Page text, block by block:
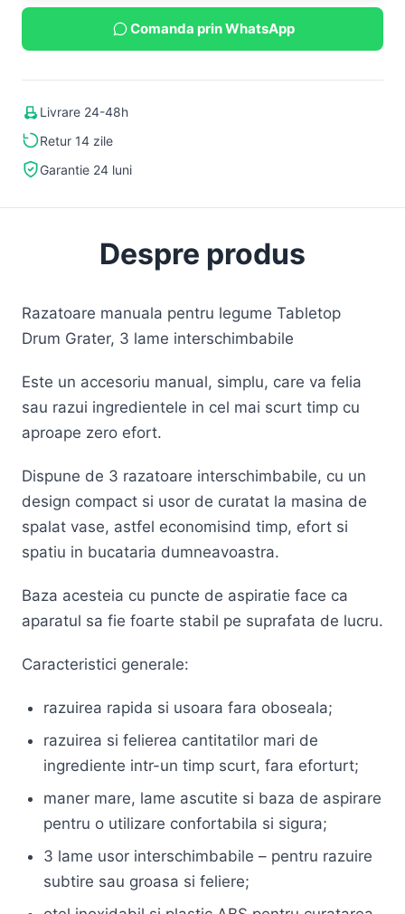
Comanda prin WhatsApp
Livrare 24-48h
Retur 14 zile
Garantie 24 luni
Despre produs
Razatoare manuala pentru legume Tabletop
Drum Grater, 3 lame interschimbabile
Este un accesoriu manual, simplu, care va felia
sau razui ingredientele in cel mai scurt timp cu
aproape zero efort.
Dispune de 3 razatoare interschimbabile, cu un
design compact si usor de curatat la masina de
spalat vase, astfel economisind timp, efort si
spatiu in bucataria dumneavoastra.
Baza acesteia cu puncte de aspiratie face ca
aparatul sa fie foarte stabil pe suprafata de lucru.
Caracteristici generale:
razuirea rapida si usoara fara oboseala;
razuirea si felierea cantitatilor mari de
ingrediente intr-un timp scurt, fara eforturt;
maner mare, lame ascutite si baza de aspirare
pentru o utilizare confortabila si sigura;
3 lame usor interschimbabile – pentru razuire
subtire sau groasa si feliere;